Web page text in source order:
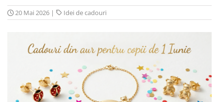
20 Mai 2026 | Idei de cadouri